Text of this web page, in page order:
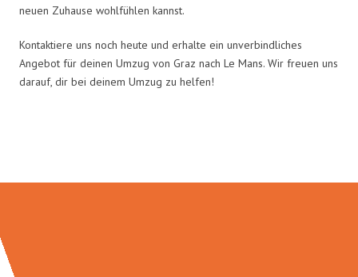
neuen Zuhause wohlfühlen kannst.
Kontaktiere uns noch heute und erhalte ein unverbindliches
Angebot für deinen Umzug von Graz nach Le Mans. Wir freuen uns
darauf, dir bei deinem Umzug zu helfen!